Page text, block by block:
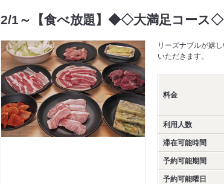
2/1～【食べ放題】◆◇大満足コース
リーズナブルが嬉
いただきます。
料金
利用人数
滞在可能時間
予約可能期間
予約可能曜日